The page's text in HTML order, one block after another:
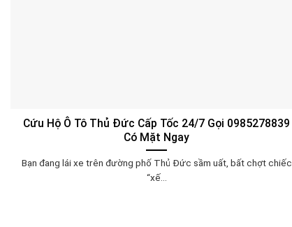
Cứu Hộ Ô Tô Thủ Đức Cấp Tốc 24/7 Gọi 0985278839
Có Mặt Ngay
Bạn đang lái xe trên đường phố Thủ Đức sầm uất, bất chợt chiếc
“xế...